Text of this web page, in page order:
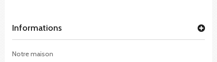
Informations
Notre maison